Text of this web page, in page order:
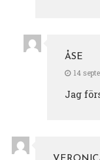
ÅSE
14
Jag